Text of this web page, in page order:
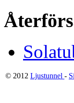
© 2012 Ljustunnel -